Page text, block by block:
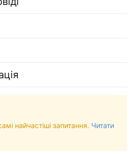
найчастіші запитання. Читати